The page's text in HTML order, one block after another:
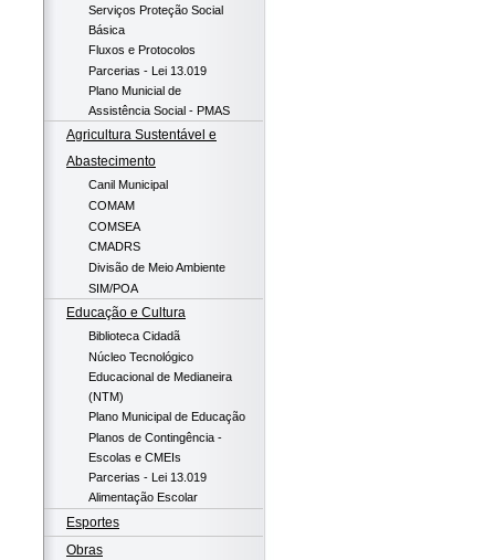
Serviços Proteção Social
Básica
Fluxos e Protocolos
Parcerias - Lei 13.019
Plano Municial de
Assistência Social - PMAS
Agricultura Sustentável e
Abastecimento
Canil Municipal
COMAM
COMSEA
CMADRS
Divisão de Meio Ambiente
SIM/POA
Educação e Cultura
Biblioteca Cidadã
Núcleo Tecnológico
Educacional de Medianeira
(NTM)
Plano Municipal de Educação
Planos de Contingência -
Escolas e CMEIs
Parcerias - Lei 13.019
Alimentação Escolar
Esportes
Obras